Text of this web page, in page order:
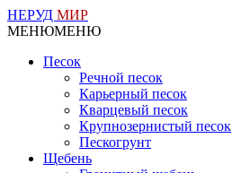
НЕРУД МИР
МЕНЮМЕНЮ
Песок
Речной песок
Карьерный песок
Кварцевый песок
Крупнозернистый песок
Пескогрунт
Щебень